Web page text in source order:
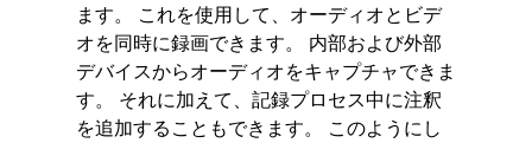
ます。 これを使用して、オーディオとビデ
オを同時に録画できます。 内部および外部
デバイスからオーディオをキャプチャできま
す。 それに加えて、記録プロセス中に注釈
を追加することもできます。 このようにし